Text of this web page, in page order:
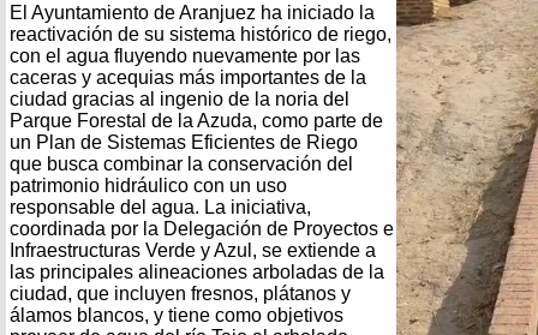
El Ayuntamiento de Aranjuez ha iniciado la
reactivación de su sistema histórico de riego,
con el agua fluyendo nuevamente por las
caceras y acequias más importantes de la
ciudad gracias al ingenio de la noria del
Parque Forestal de la Azuda, como parte de
un Plan de Sistemas Eficientes de Riego
que busca combinar la conservación del
patrimonio hidráulico con un uso
responsable del agua. La iniciativa,
coordinada por la Delegación de Proyectos e
Infraestructuras Verde y Azul, se extiende a
las principales alineaciones arboladas de la
ciudad, que incluyen fresnos, plátanos y
álamos blancos, y tiene como objetivos